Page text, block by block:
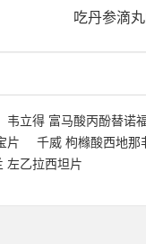
吃丹参滴
韦立得 富马酸丙酚替诺
片 千威 枸橼酸西地那
左乙拉西坦片